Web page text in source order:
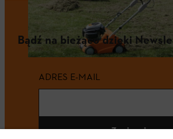
Bądź na bieżąco dzięki
ADRES E-MAIL
Zapisz się